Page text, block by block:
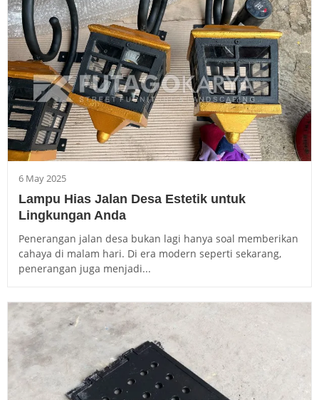
6 May 2025
Lampu Hias Jalan Desa Estetik untuk
Lingkungan Anda
Penerangan jalan desa bukan lagi hanya soal memberikan
cahaya di malam hari. Di era modern seperti sekarang,
penerangan juga menjadi...